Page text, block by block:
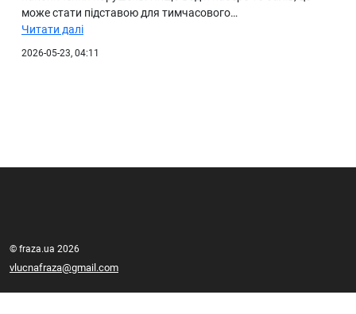
може стати підставою для тимчасового…
Читати далі
2026-05-23, 04:11
© fraza.ua 2026
vlucnafraza@gmail.com